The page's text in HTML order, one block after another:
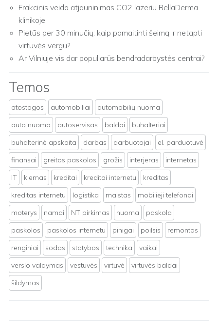
Frakcinis veido atjauninimas CO2 lazeriu BellaDerma
klinikoje
Pietūs per 30 minučių: kaip pamaitinti šeimą ir netapti
virtuvės vergu?
Ar Vilniuje vis dar populiarūs bendradarbystės centrai?
Temos
atostogos automobiliai
automobilių nuoma
auto nuoma
autoservisas baldai
buhalteriai
buhalterinė apskaita
darbas darbuotojai
el. parduotuvė
finansai
greitos paskolos grožis interjeras
internetas
IT
kiemas kreditai kreditai internetu
kreditas
kreditas internetu
logistika maistas
mobilieji telefonai
moterys
namai NT pirkimas nuoma
paskola
paskolos
paskolos internetu pinigai poilsis
remontas
renginiai
sodas statybos technika
vaikai
verslo valdymas
vestuvės virtuvė
virtuvės baldai
šildymas